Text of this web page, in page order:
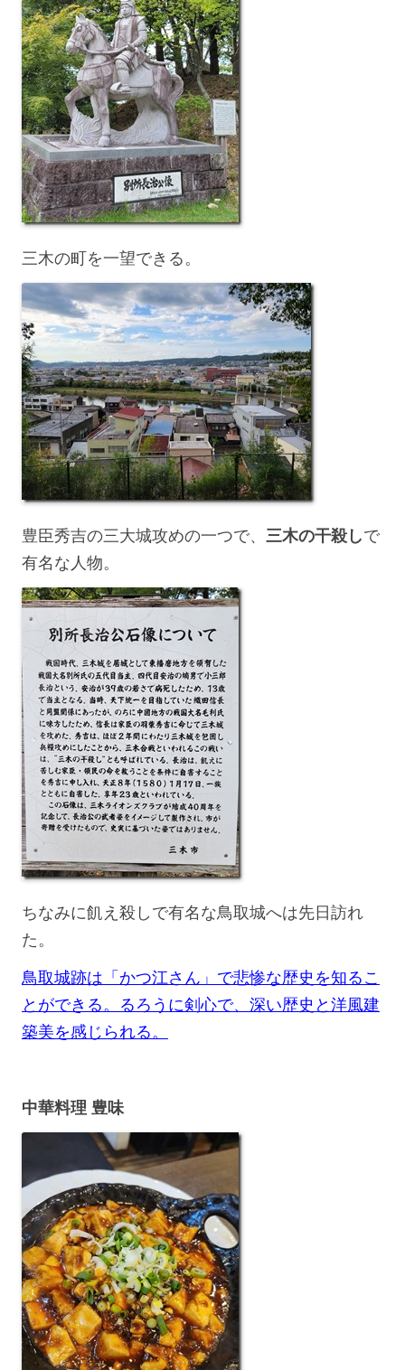
三木の町を一望できる。
豊臣秀吉の三大城攻めの一つで、 三木の干殺しで
有名な人物。
ちなみに飢え殺しで有名な鳥取城へは先日訪れ
た。
鳥取城跡は「かつ江さん」で悲惨な歴史を知るこ
とができる。るろうに剣心で、深い歴史と洋風建
築美を感じられる。
中華料理 豊味